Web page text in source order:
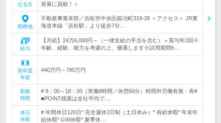
なる方 発展に貢献！＞
勤務地
不動産事業本部／浜松市中央区鍛冶町319-28 ＜アクセス＞ JR東
海道本線「浜松駅」より徒歩7分…
給与
【月給】24万6,000円～（一律支給の手当を含む）＋賞与年2回※
年齢、経験、能力を考慮の上、優遇します※試用期間6…
初年度
年収
440万円～780万円
勤務
時間
# 9：00～18：00（実働8時間／休憩60分）時間外労働有無：有#
■POINT残業は全社平均で…
休日
休暇
# 年間休日120日* 完全週休2日制（土日休み）* 有給休暇* 年末年
始休暇* GW休暇* 夏季休…